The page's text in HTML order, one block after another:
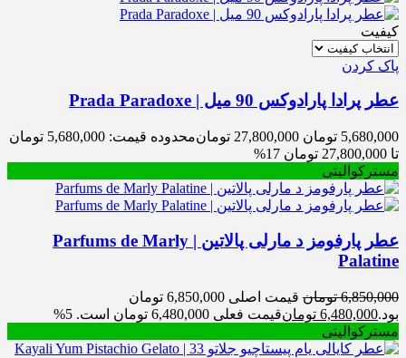
کیفیت
پاک کردن
عطر پرادا پارادوکس 90 میل | Prada Paradoxe
5,680,000 تومان 27,800,000 تومان
محدوده قیمت: 5,680,000 تومان
تا 27,800,000 تومان
17%
مسترکوالیتی
عطر پارفومز د مارلی پالاتین | Parfums de Marly
Palatine
6,850,000 تومان
قیمت اصلی 6,850,000 تومان
بود.6,480,000 تومانقیمت فعلی 6,480,000 تومان است.
5%
مسترکوالیتی